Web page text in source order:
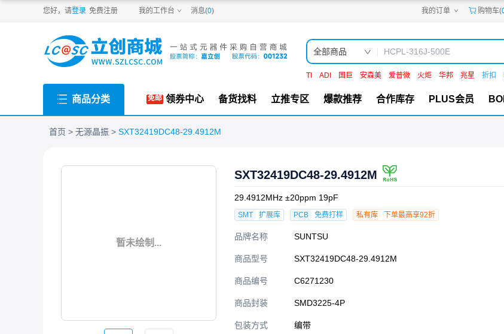
您好，请登录 免费注册 我的工作台 消息(0) 我的订单 购物车(
嘉立创PCB
嘉立创FA
机电工坊
全部商品
TI ADI 国巨 安森美 爱普微 火炬 华邦 兆星 折扣
商品分类 领券中心 备货找料 立推专区 爆款推荐 合作库存 PLUS会员
首页 无源晶振 SXT32419DC48-29.4912M
暂未绘制...
SXT32419DC48-29.4912M
29.4912MHz ±20ppm 19pF
SMT 扩展库 PCB 免费打样 私有库 下单最高享92折
品牌名称 SUNTSU
商品型号 SXT32419DC48-29.4912M
商品编号 C6271230
商品封装 SMD3225-4P​
包装方式 编带